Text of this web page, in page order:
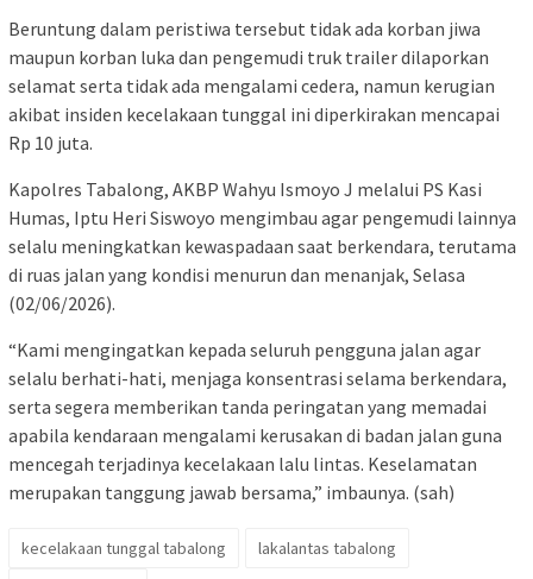
Beruntung dalam peristiwa tersebut tidak ada korban jiwa
maupun korban luka dan pengemudi truk trailer dilaporkan
selamat serta tidak ada mengalami cedera, namun kerugian
akibat insiden kecelakaan tunggal ini diperkirakan mencapai
Rp 10 juta.
Kapolres Tabalong, AKBP Wahyu Ismoyo J melalui PS Kasi
Humas, Iptu Heri Siswoyo mengimbau agar pengemudi lainnya
selalu meningkatkan kewaspadaan saat berkendara, terutama
di ruas jalan yang kondisi menurun dan menanjak, Selasa
(02/06/2026).
“Kami mengingatkan kepada seluruh pengguna jalan agar
selalu berhati-hati, menjaga konsentrasi selama berkendara,
serta segera memberikan tanda peringatan yang memadai
apabila kendaraan mengalami kerusakan di badan jalan guna
mencegah terjadinya kecelakaan lalu lintas. Keselamatan
merupakan tanggung jawab bersama,” imbaunya. (sah)
kecelakaan tunggal tabalong
lakalantas tabalong